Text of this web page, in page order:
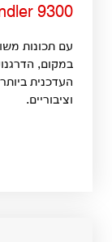
9300
עם תכונות
העדכנית
וציבוריים.